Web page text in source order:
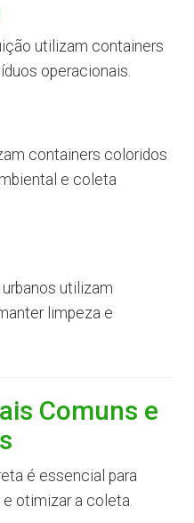
utilizam containers
operacionais.
containers coloridos
e coleta
utilizam
limpeza e
Comuns e
é essencial para
otimizar a coleta.